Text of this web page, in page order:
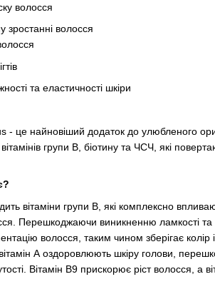
волосся
зростанні волосся
та еластичності шкіри
- це найновіший додаток до улюбленого
групи В, біотину та ЧСЧ, які
вітаміни групи В, які комплексно
Перешкоджаючи виникненню ламкості та
волосся, таким чином зберігає
А оздоровлюють шкіру голови,
Вітамін В9 прискорює ріст волосся, а